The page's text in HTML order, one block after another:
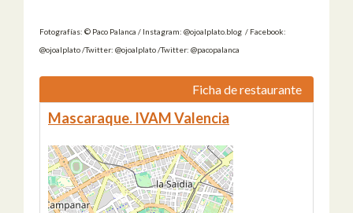
Fotografías: © Paco Palanca / Instagram: @ojoalplato.blog / Facebook:
@ojoalplato /Twitter: @ojoalplato /Twitter: @pacopalanca
Ficha de restaurante
Mascaraque. IVAM Valencia